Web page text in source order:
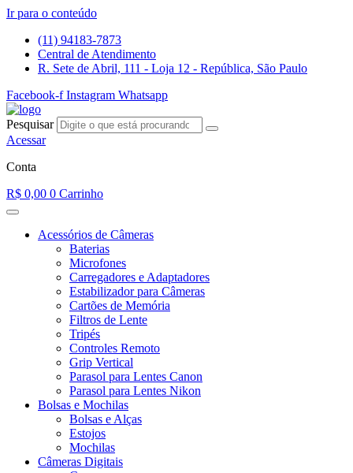
Ir para o conteúdo
(11) 94183-7873
Central de Atendimento
R. Sete de Abril, 111 - Loja 12 - República, São Paulo
Facebook-f Instagram Whatsapp
Pesquisar
Acessar
Conta
R$ 0,00 0 Carrinho
Acessórios de Câmeras
Baterias
Microfones
Carregadores e Adaptadores
Estabilizador para Câmeras
Cartões de Memória
Filtros de Lente
Tripés
Controles Remoto
Grip Vertical
Parasol para Lentes Canon
Parasol para Lentes Nikon
Bolsas e Mochilas
Bolsas e Alças
Estojos
Mochilas
Câmeras Digitais